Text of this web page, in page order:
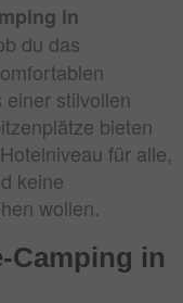
in
du das
stilvollen
bieten
für alle,
keine
wollen.
Camping in